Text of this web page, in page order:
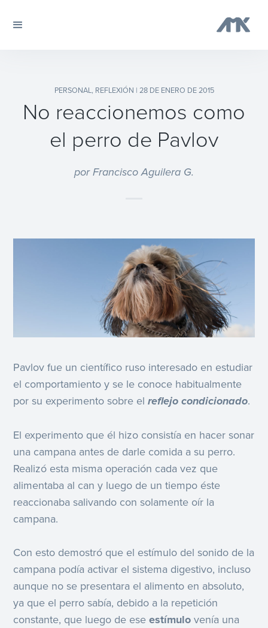
PERSONAL, REFLEXIÓN | 28 DE ENERO DE 2015
No reaccionemos como
el perro de Pavlov
por Francisco Aguilera G.
Pavlov fue un científico ruso interesado en estudiar
el comportamiento y se le conoce habitualmente
por su experimento sobre elreflejo condicionado.
El experimento que él hizo consistía en hacer sonar
una campana antes de darle comida a su perro.
Realizó esta misma operación cada vez que
alimentaba al can y luego de un tiempo éste
reaccionaba salivando con solamente oír la
campana.
Con esto demostró que el estímulo del sonido de la
campana podía activar el sistema digestivo, incluso
aunque no se presentara el alimento en absoluto,
ya que el perro sabía, debido a la repetición
constante, que luego de eseestímulo venía una